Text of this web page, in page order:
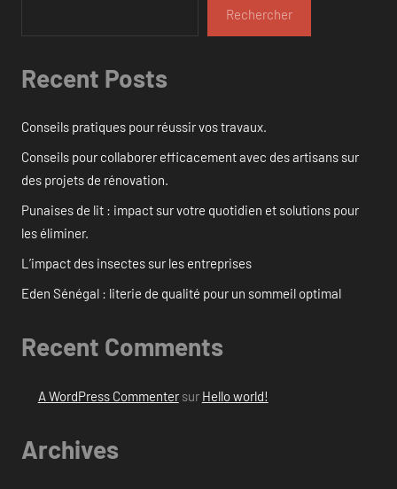
Rechercher
Recent Posts
Conseils pratiques pour réussir vos travaux.
Conseils pour collaborer efficacement avec des artisans sur
des projets de rénovation.
Punaises de lit : impact sur votre quotidien et solutions pour
les éliminer.
L’impact des insectes sur les entreprises
Eden Sénégal : literie de qualité pour un sommeil optimal
Recent Comments
A WordPress Commentersur Hello world!
Archives